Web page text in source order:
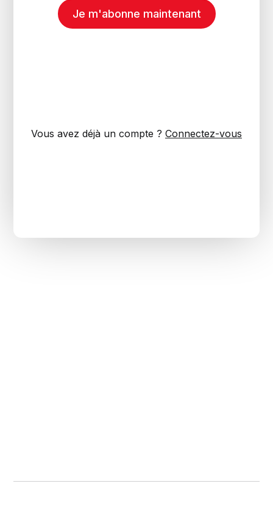
Je m'abonne maintenant
Vous avez déjà un compte ? Connectez-vous